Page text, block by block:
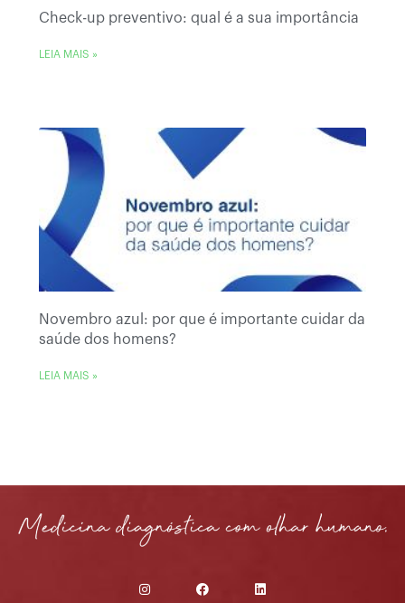
Check-up preventivo: qual é a sua importância
LEIA MAIS »
Novembro azul: por que é importante cuidar da
saúde dos homens?
LEIA MAIS »